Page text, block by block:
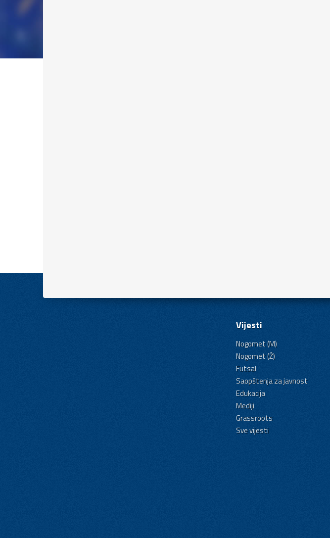
Vijesti
Nogomet (M)
Nogomet (Ž)
Futsal
Saopštenja za javnost
Edukacija
Mediji
Grassroots
Sve vijesti